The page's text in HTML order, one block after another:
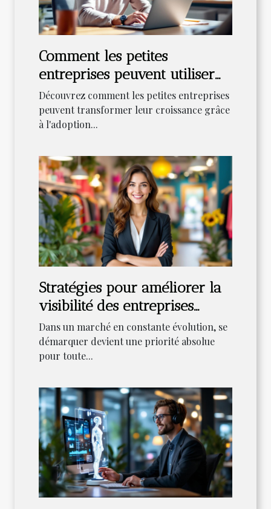
Comment les petites
entreprises peuvent utiliser
les méthodes agiles pour
stimuler la croissance ?
Découvrez comment les petites entreprises
peuvent transformer leur croissance grâce
à l'adoption...
Stratégies pour améliorer la
visibilité des entreprises
grâce aux espaces
temporaires
Dans un marché en constante évolution, se
démarquer devient une priorité absolue
pour toute...